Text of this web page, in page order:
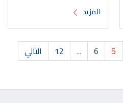
المزيد
5
6
...
12 التالي